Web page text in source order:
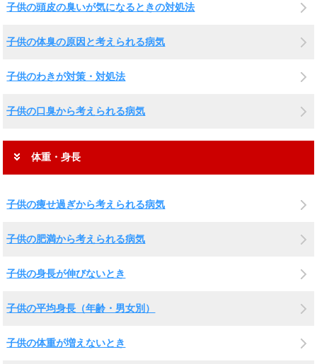
子供の頭皮の臭いが気になるときの対処法
子供の体臭の原因と考えられる病気
子供のわきが対策・対処法
子供の口臭から考えられる病気
体重・身長
子供の痩せ過ぎから考えられる病気
子供の肥満から考えられる病気
子供の身長が伸びないとき
子供の平均身長（年齢・男女別）
子供の体重が増えないとき